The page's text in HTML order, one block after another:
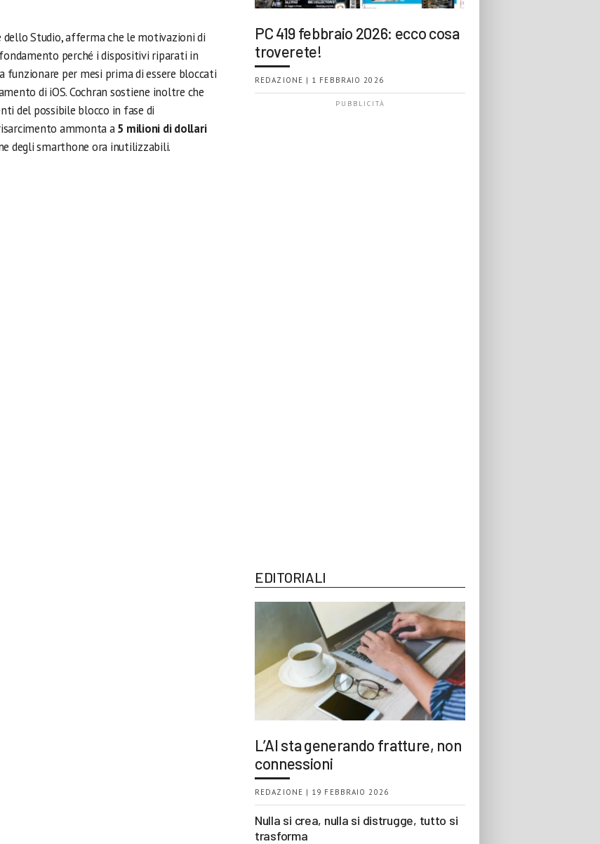
Studio, afferma che le motivazioni di
perché i dispositivi riparati in
per mesi prima di essere bloccati
di iOS. Cochran sostiene inoltre che
del possibile blocco in fase di
ammonta a5 milioni di dollari
degli smarthone ora inutilizzabili.
PC 419 febbraio 2026: ecco cosa
troverete!
REDAZIONE | 1 FEBBRAIO 2026
EDITORIALI
L’AI sta generando fratture, non
connessioni
REDAZIONE | 19 FEBBRAIO 2026
Nulla si crea, nulla si distrugge, tutto si
trasforma